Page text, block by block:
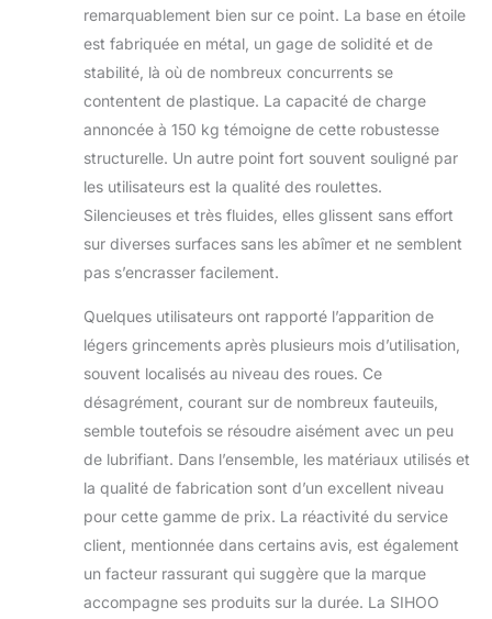
remarquablement bien sur ce point. La base en étoile
est fabriquée en métal, un gage de solidité et de
stabilité, là où de nombreux concurrents se
contentent de plastique. La capacité de charge
annoncée à 150 kg témoigne de cette robustesse
structurelle. Un autre point fort souvent souligné par
les utilisateurs est la qualité des roulettes.
Silencieuses et très fluides, elles glissent sans effort
sur diverses surfaces sans les abîmer et ne semblent
pas s’encrasser facilement.
Quelques utilisateurs ont rapporté l’apparition de
légers grincements après plusieurs mois d’utilisation,
souvent localisés au niveau des roues. Ce
désagrément, courant sur de nombreux fauteuils,
semble toutefois se résoudre aisément avec un peu
de lubrifiant. Dans l’ensemble, les matériaux utilisés et
la qualité de fabrication sont d’un excellent niveau
pour cette gamme de prix. La réactivité du service
client, mentionnée dans certains avis, est également
un facteur rassurant qui suggère que la marque
accompagne ses produits sur la durée. La SIHOO